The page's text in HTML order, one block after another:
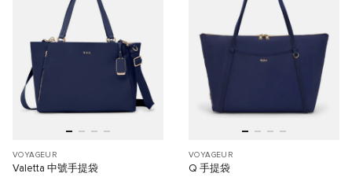
VOYAGEUR
Valetta 中號手提袋
VOYAGEUR
Q 手提袋